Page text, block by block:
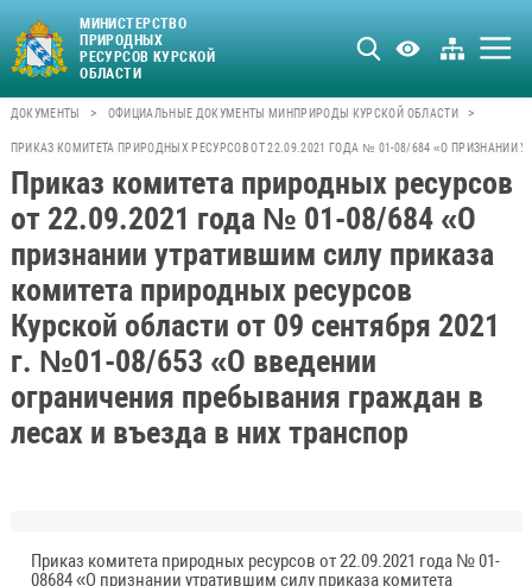
МИНИСТЕРСТВО
ПРИРОДНЫХ
РЕСУРСОВ КУРСКОЙ
ОБЛАСТИ
ДОКУМЕНТЫ > ОФИЦИАЛЬНЫЕ ДОКУМЕНТЫ МИНПРИРОДЫ КУРСКОЙ ОБЛАСТИ >
ПРИКАЗ КОМИТЕТА ПРИРОДНЫХ РЕСУРСОВ ОТ 22.09.2021 ГОДА № 01-08/684 «О
Приказ комитета природных ресурсов
от 22.09.2021 года № 01-08/684 «О
признании утратившим силу приказа
комитета природных ресурсов
Курской области от 09 сентября 2021
г. №01-08/653 «О введении
ограничения пребывания граждан в
лесах и въезда в них транспор
Приказ комитета природных ресурсов от 22.09.2021 года № 01-
08684 «О признании утратившим силу приказа комитета